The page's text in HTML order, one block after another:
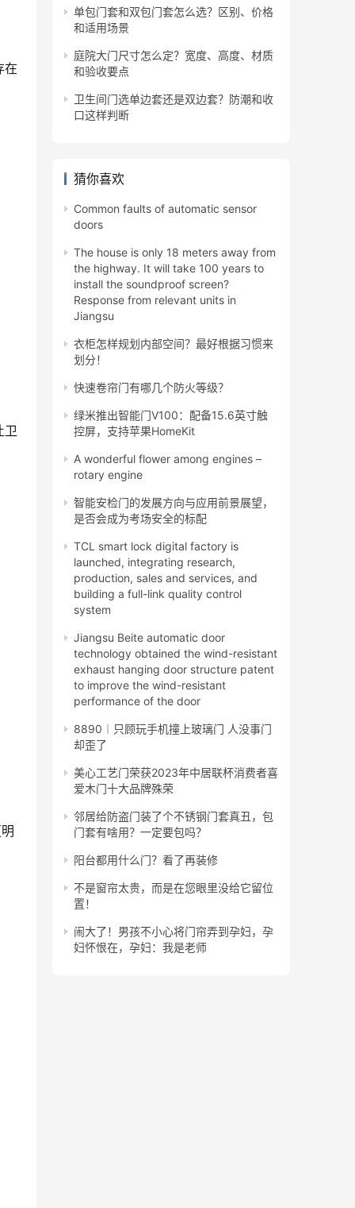
在
卫
单包门套和双包门套怎么选？区别、价格
和适用场景
庭院大门尺寸怎么定？宽度、高度、材质
和验收要点
卫生间门选单边套还是双边套？防潮和收
口这样判断
猜你喜欢
Common faults of automatic sensor
doors
The house is only 18 meters away from
the highway. It will take 100 years to
install the soundproof screen?
Response from relevant units in
Jiangsu
衣柜怎样规划内部空间？最好根据习惯来
划分！
快速卷帘门有哪几个防火等级？
绿米推出智能门V100：配备15.6英寸触
控屏，支持苹果HomeKit
A wonderful flower among engines –
rotary engine
智能安检门的发展方向与应用前景展望，
是否会成为考场安全的标配
TCL smart lock digital factory is
launched, integrating research,
production, sales and services, and
building a full-link quality control
system
Jiangsu Beite automatic door
technology obtained the wind-resistant
exhaust hanging door structure patent
to improve the wind-resistant
performance of the door
8890︱只顾玩手机撞上玻璃门 人没事门
却歪了
美心工艺门荣获2023年中居联杯消费者喜
爱木门十大品牌殊荣
邻居给防盗门装了个不锈钢门套真丑，包
门套有啥用？一定要包吗？
阳台都用什么门？看了再装修
不是窗帘太贵，而是在您眼里没给它留位
置！
闹大了！男孩不小心将门帘弄到孕妇，孕
妇怀恨在，孕妇：我是老师